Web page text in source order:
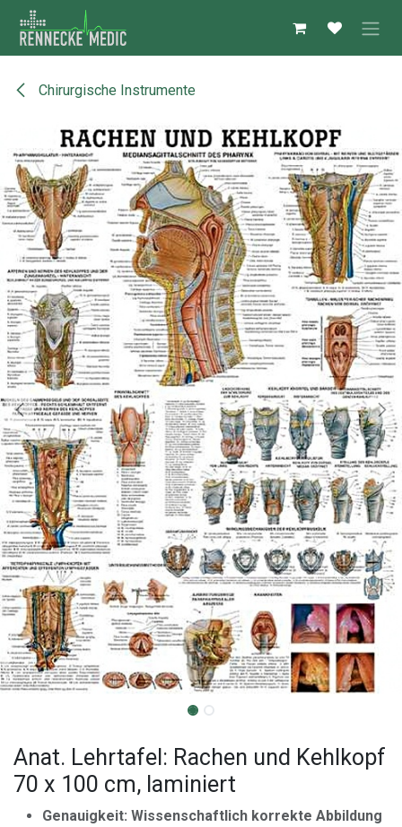
Zum Inhalt springen
Chirurgische Instrumente
Anat. Lehrtafel: Rachen und Kehlkopf
70 x 100 cm, laminiert
Genauigkeit: Wissenschaftlich korrekte Abbildung